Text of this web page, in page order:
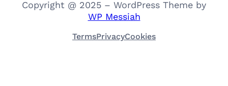
Copyright @ 2025 – WordPress Theme by
WP Messiah
TermsPrivacyCookies